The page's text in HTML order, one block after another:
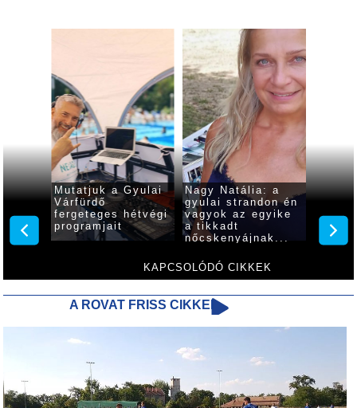
KAPCSOLÓDÓ CIKKEK
mi
Mutatjuk a Gyulai
Várfürdő
fergeteges hétvégi
programjait
Nagy Natália: a
gyulai strandon én
vagyok az egyike
a tikkadt
nőcskenyájnak...
Idén
várják
A ROVAT FRISS CIKKEI